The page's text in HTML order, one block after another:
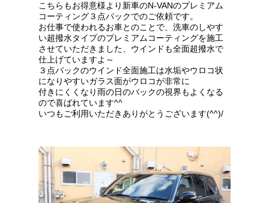
こちらもお得意様より新車のN-VANのプレミアム
コーティング３点パックでのご依頼です。
お仕事で使われるお車とのことで、洗車のしやす
い超撥水タイプのプレミアムコーティングを施工
させていただきました、ウインドも全面超撥水で
仕上げていますよ～
３点パックのウインド全面施工は水垢やウロコ状
になりやすいガラス面がウロコが非常に
付きにくくなり雨の日のバックの視界もよくなる
ので喜ばれています^^
いつもご利用いただきありがとうございます(^^)/